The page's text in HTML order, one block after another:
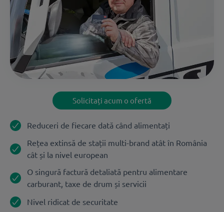
Solicitați acum o ofertă
Reduceri de fiecare dată când alimentați
Rețea extinsă de stații multi-brand atât în România
cât și la nivel european
O singură factură detaliată pentru alimentare
carburant, taxe de drum și servicii
Nivel ridicat de securitate